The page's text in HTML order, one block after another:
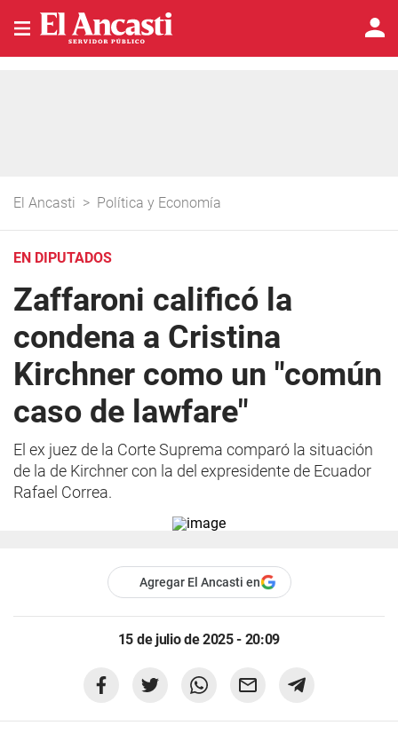
El Ancasti > Política y Economía
EN DIPUTADOS
Zaffaroni calificó la
condena a Cristina
Kirchner como un "común
caso de lawfare"
El ex juez de la Corte Suprema comparó la situación
de la de Kirchner con la del expresidente de Ecuador
Rafael Correa.
Agregar El Ancasti en
15 de julio de 2025 - 20:09